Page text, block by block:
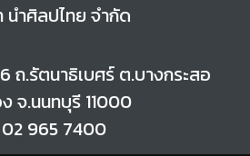
นำศิลปไทย จำกัด
ถ.รัตนาธิเบศร์ ต.บางกระสอ
จ.นนทบุรี 11000
02 965 7400